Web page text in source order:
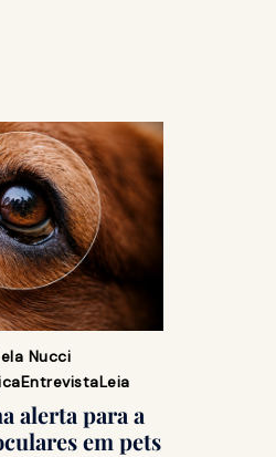
Nucci
EntrevistaLeia
alerta para a
em pets